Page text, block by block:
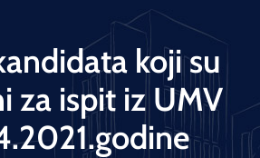
koji su
za ispit iz UMV